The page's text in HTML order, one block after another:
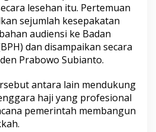
lesehan itu. Pertemuan
sejumlah kesepakatan
audiensi ke Badan
dan disampaikan secara
Prabowo Subianto.
antara lain mendukung
haji yang profesional
pemerintah membangun